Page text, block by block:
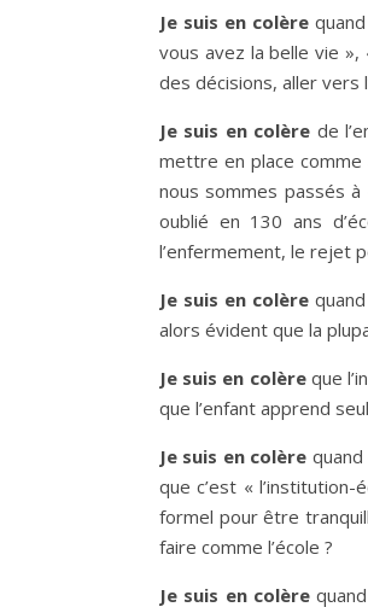
Je suis en colèrequand
vous avez la belle vie
des décisions, aller vers
Je suis en colère de
mettre en place comme
nous sommes passés
oublié en 130 ans
l’enfermement, le rejet
Je suis en colèrequand
alors évident que la
Je suis en colèreque
que l’enfant apprend
Je suis en colère
que c’est «
formel pour être
faire comme l’école ?
Je suis en colère